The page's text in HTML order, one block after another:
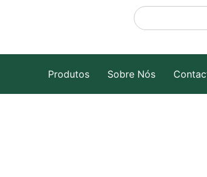
Produtos Sobre Nós